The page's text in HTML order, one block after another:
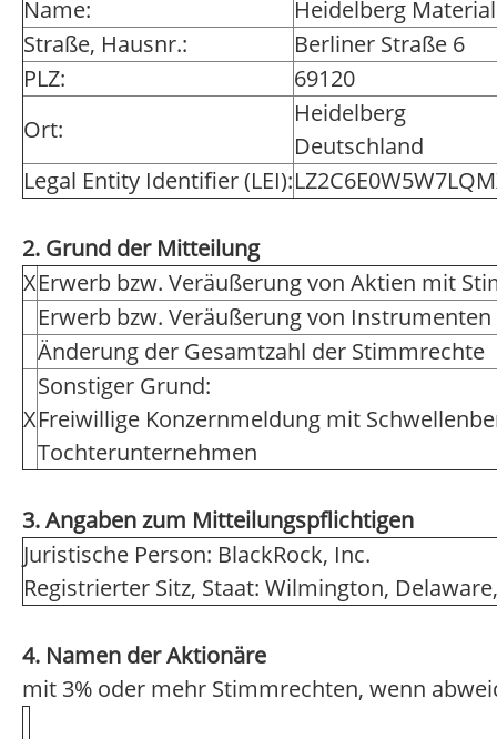
Name:
Heidelberg
Straße, Hausnr.:
Berliner Straße 6
PLZ:
69120
Ort:
Heidelberg
Deutschland
Legal Entity Identifier (LEI):
2. Grund der Mitteilung
XErwerb bzw. Veräußerung von Aktien mit
Erwerb bzw. Veräußerung von Instrumenten
Änderung der Gesamtzahl der Stimmrechte
X
Sonstiger Grund:
Freiwillige Konzernmeldung mit
Tochterunternehmen
3. Angaben zum Mitteilungspflichtigen
Juristische Person: BlackRock, Inc.
Registrierter Sitz, Staat: Wilmington,
4. Namen der Aktionäre
mit 3% oder mehr Stimmrechten, wenn